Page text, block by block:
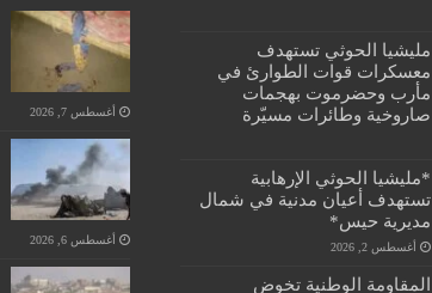
مليشيا الحوثي تستهدف
معسكرات قوات الطوارئ في
مأرب وحضرموت بهجمات
صاروخية وطائرات مسيّرة
*مليشيا الحوثي الإرهابية
تستهدف أعيان مدنية في شمال
مديرية حيس*
أغسطس 2, 2026
المقاومة الوطنية تخوض
أغسطس 7, 2026
أغسطس 6, 2026